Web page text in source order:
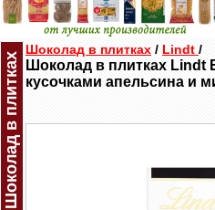
Шоколад в плитках
Шоколад в плитках / Lindt /
Шоколад в плитках Lindt
кусочками апельсина и